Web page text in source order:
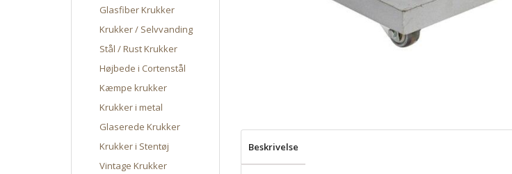
Glasfiber Krukker
Krukker / Selvvanding
Stål / Rust Krukker
Højbede i Cortenstål
Kæmpe krukker
Krukker i metal
Glaserede Krukker
Krukker i Stentøj
Vintage Krukker
Beskrivelse